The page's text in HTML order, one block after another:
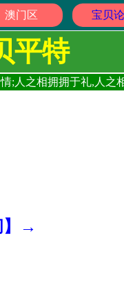
澳门区 宝贝
平特
;人之相拥拥于礼,人之
】→